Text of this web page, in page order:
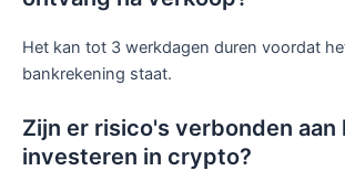
Het kan tot 3 werkdagen duren voordat
bankrekening staat.
Zijn er risico's verbonden aan
investeren in crypto?